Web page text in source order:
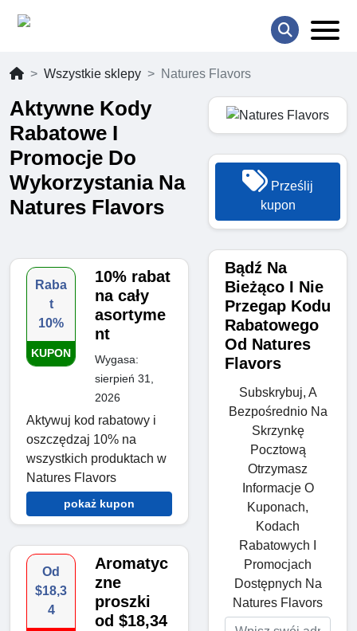
Wszystkie sklepy Natures Flavors
Aktywne Kody
Rabatowe I
Promocje Do
Wykorzystania Na
Natures Flavors
Raba
t
10%
KUPON
10% rabat
na cały
asortyme
nt
Wygasa:
sierpień 31,
2026
Aktywuj kod rabatowy i
oszczędzaj 10% na
wszystkich produktach w
Natures Flavors
pokaż kupon
Od
$18,3
4
Aromatyc
zne
proszki
od $18,34
Prześlij
kupon
Bądź Na
Bieżąco I Nie
Przegap Kodu
Rabatowego
Od Natures
Flavors
Subskrybuj, A
Bezpośrednio Na
Skrzynkę
Pocztową
Otrzymasz
Informacje O
Kuponach,
Kodach
Rabatowych I
Promocjach
Dostępnych Na
Natures Flavors